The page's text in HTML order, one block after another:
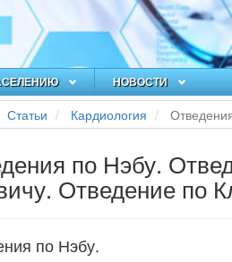
НОВОСТИ
Статьи Кардиология
по Нэбу.
Отведение по
по Нэбу.